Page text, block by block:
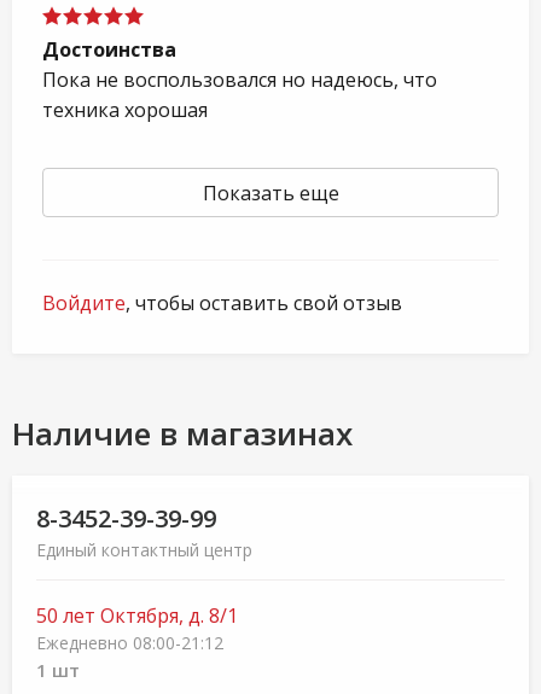
Достоинства
Пока не воспользовался но надеюсь, что
техника хорошая
Показать еще
Войдите, чтобы оставить свой отзыв
Наличие в магазинах
8-3452-39-39-99
Единый контактный центр
50 лет Октября, д. 8/1
Ежедневно 08:00-21:12
1 шт